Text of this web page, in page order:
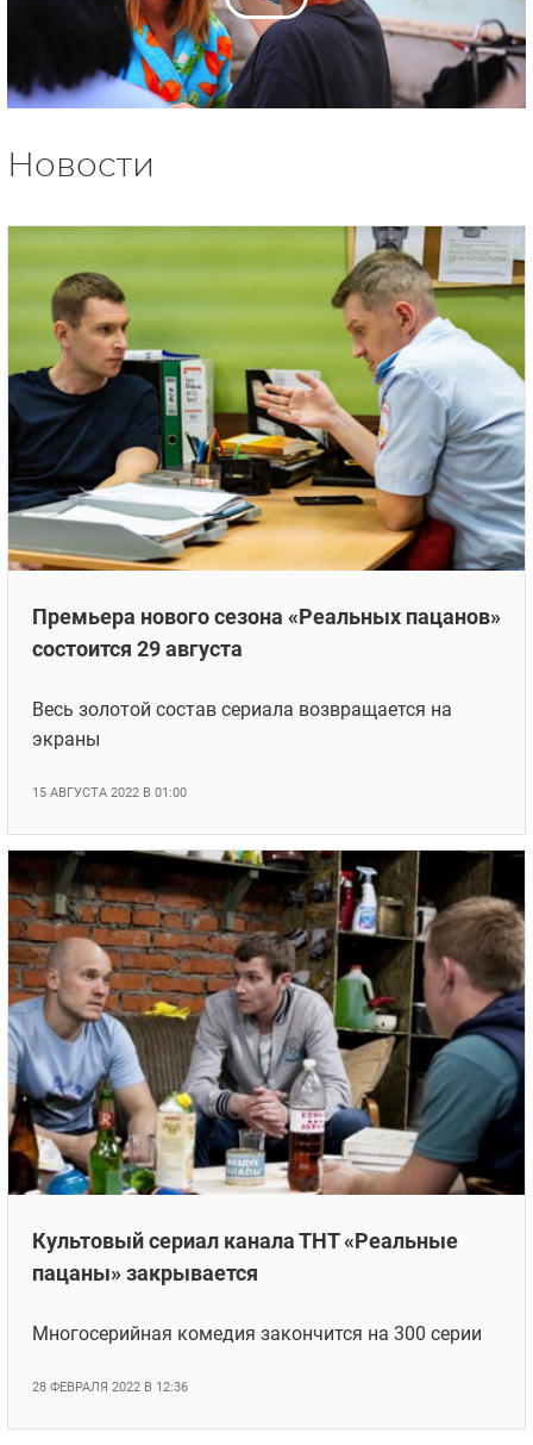
Новости
Премьера нового сезона «Реальных пацанов»
состоится 29 августа
Весь золотой состав сериала возвращается на
экраны
15 АВГУСТА 2022 В 01:00
Культовый сериал канала ТНТ «Реальные
пацаны» закрывается
Многосерийная комедия закончится на 300 серии
28 ФЕВРАЛЯ 2022 В 12:36